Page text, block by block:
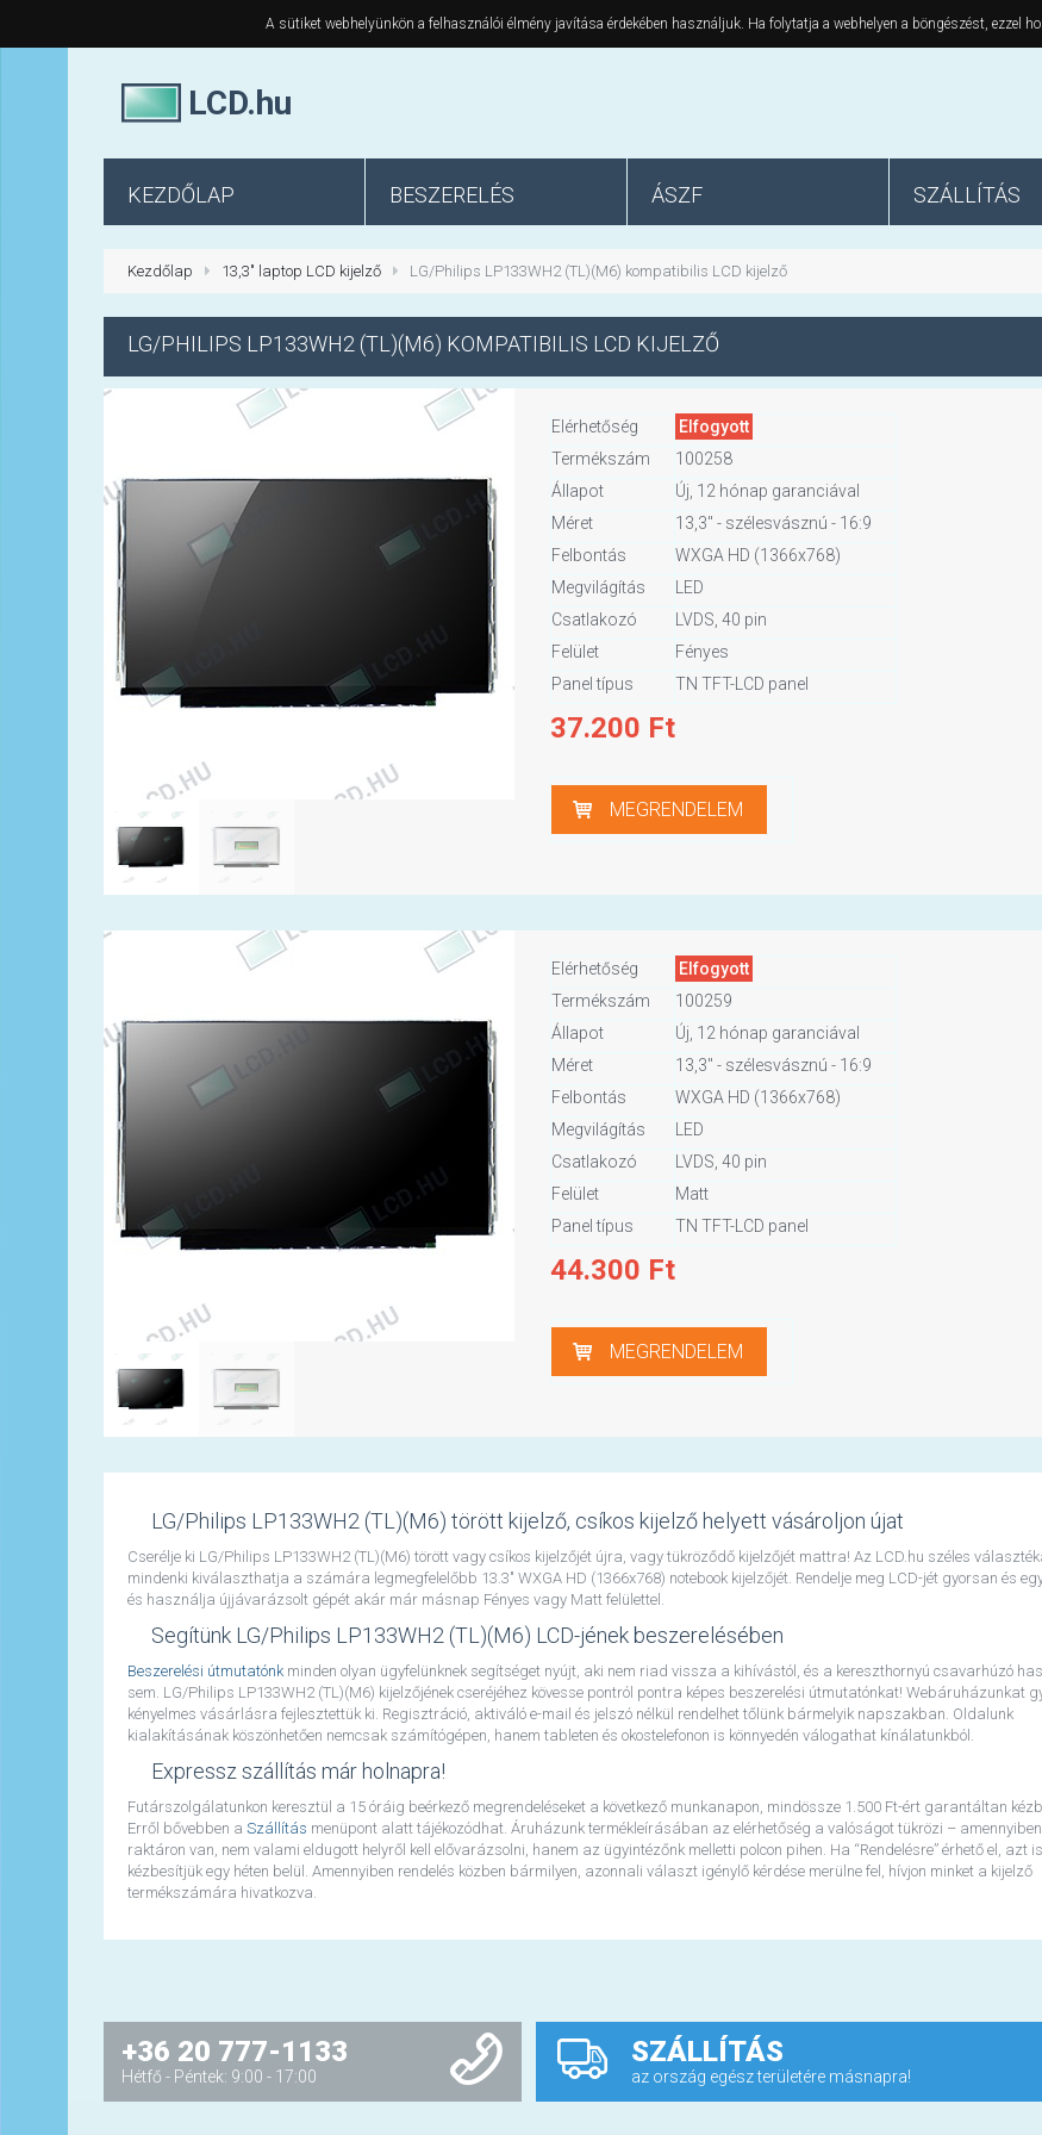
A sütiket webhelyünkön a felhasználói élmény javítása érdekében használjuk. Ha folytatja a webhelyen a böngészést, ezzel
LCD.hu
KEZDŐLAP BESZERELÉS ÁSZF SZÁLLÍTÁS
Kezdőlap 13,3" laptop LCD kijelző LG/Philips LP133WH2 (TL)(M6) kompatibilis LCD kijelző
LG/PHILIPS LP133WH2 (TL)(M6) KOMPATIBILIS LCD KIJELZŐ
Elérhetőség
Elfogyott
Termékszám
100258
Állapot
Új, 12 hónap garanciával
Méret
13,3" - szélesvásznú - 16:9
Felbontás
WXGA HD (1366x768)
Megvilágítás
LED
Csatlakozó
LVDS, 40 pin
Felület
Fényes
Panel típus
TN TFT-LCD panel
37.200 Ft
MEGRENDELEM
Elérhetőség
Elfogyott
Termékszám
100259
Állapot
Új, 12 hónap garanciával
Méret
13,3" - szélesvásznú - 16:9
Felbontás
WXGA HD (1366x768)
Megvilágítás
LED
Csatlakozó
LVDS, 40 pin
Felület
Matt
Panel típus
TN TFT-LCD panel
44.300 Ft
MEGRENDELEM
LG/Philips LP133WH2 (TL)(M6) törött kijelző, csíkos kijelző helyett vásároljon újat
Cserélje ki LG/Philips LP133WH2 (TL)(M6) törött vagy csíkos kijelzőjét újra, vagy tükröződő kijelzőjét mattra! Az LCD.hu széles
mindenki kiválaszthatja a számára legmegfelelőbb 13.3" WXGA HD (1366x768) notebook kijelzőjét. Rendelje meg LCD-jét gyorsan és
és használja újjávarázsolt gépét akár már másnap Fényes vagy Matt felülettel.
Segítünk LG/Philips LP133WH2 (TL)(M6) LCD-jének beszerelésében
Beszerelési útmutatónkminden olyan ügyfelünknek segítséget nyújt, aki nem riad vissza a kihívástól, és a kereszthornyú csavarhúzó
sem. LG/Philips LP133WH2 (TL)(M6) kijelzőjének cseréjéhez kövesse pontról pontra képes beszerelési útmutatónkat! Webáruházunkat
kényelmes vásárlásra fejlesztettük ki. Regisztráció, aktiváló e-mail és jelszó nélkül rendelhet tőlünk bármelyik napszakban. Oldalunk
kialakításának köszönhetően nemcsak számítógépen, hanem tableten és okostelefonon is könnyedén válogathat kínálatunkból.
Expressz szállítás már holnapra!
Futárszolgálatunkon keresztül a 15 óráig beérkező megrendeléseket a következő munkanapon, mindössze 1.500 Ft-ért garantáltan
Erről bővebben a Szállítás menüpont alatt tájékozódhat. Áruházunk termékleírásában az elérhetőség a valóságot tükrözi –
raktáron van, nem valami eldugott helyről kell elővarázsolni, hanem az ügyintézőnk melletti polcon pihen. Ha “Rendelésre” érhető el, azt is
kézbesítjük egy héten belül. Amennyiben rendelés közben bármilyen, azonnali választ igénylő kérdése merülne fel, hívjon minket a kijelző
termékszámára hivatkozva.
+36 20 777-1133
Hétfő - Péntek: 9:00 - 17:00
SZÁLLÍTÁS
az ország egész területére másnapra!